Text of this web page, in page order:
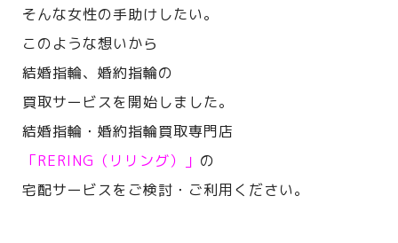
そんな女性の手助けしたい。
このような想いから
結婚指輪、婚約指輪の
買取サービスを開始しました。
結婚指輪・婚約指輪買取専門店
「RERING（リリング）」 の
宅配サービスをご検討・ご利用ください。